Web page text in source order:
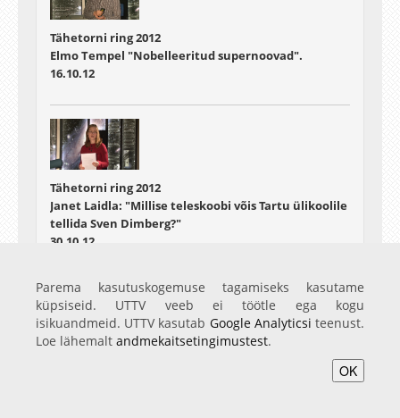
Tähetorni ring 2012
Elmo Tempel "Nobelleeritud supernoovad".
16.10.12
Tähetorni ring 2012
Janet Laidla: "Millise teleskoobi võis Tartu ülikoolile
tellida Sven Dimberg?"
30.10.12
Parema kasutuskogemuse tagamiseks kasutame
küpsiseid. UTTV veeb ei töötle ega kogu
isikuandmeid. UTTV kasutab Google Analyticsi teenust.
Loe lähemalt andmekaitsetingimustest.
OK